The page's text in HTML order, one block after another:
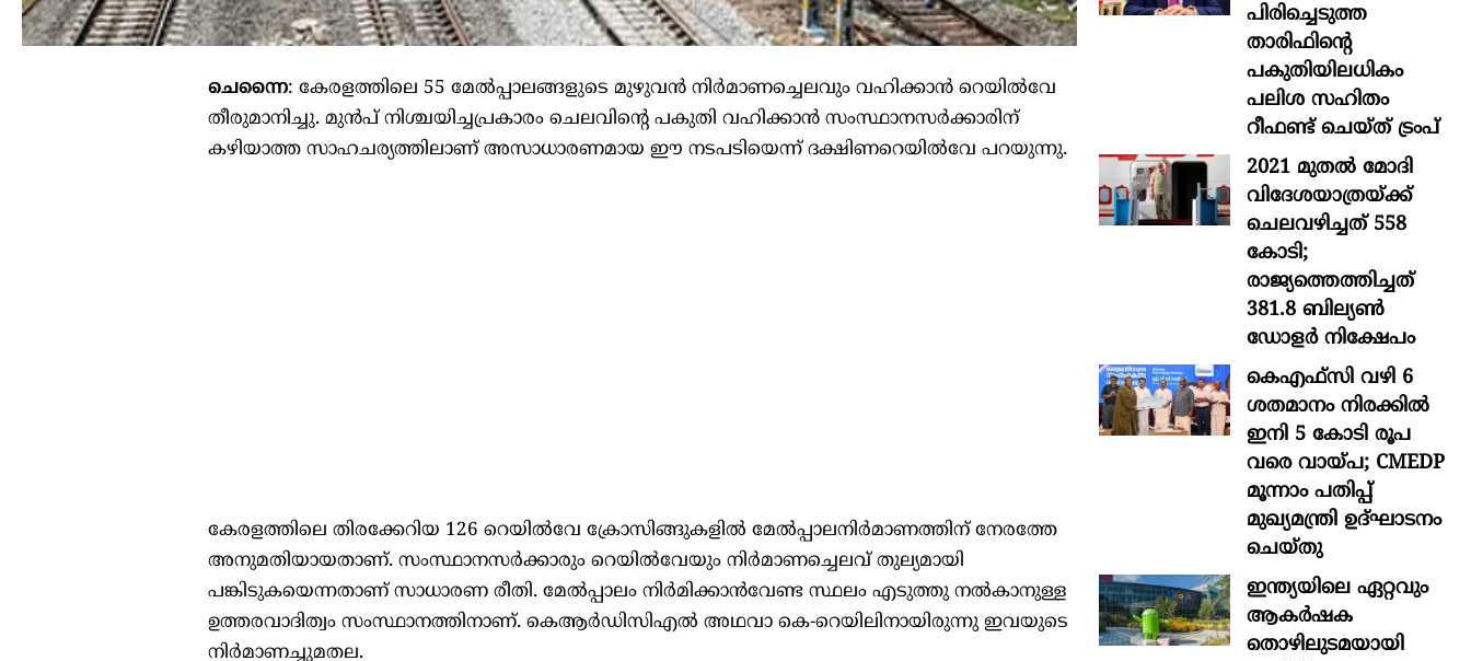
ചെന്നൈ: കേരളത്തിലെ 55 മേല്‍പ്പാലങ്ങളുടെ മുഴുവൻ നിർമാണച്ചെലവും വഹിക്കാൻ റെയില്‍വേ
തീരുമാനിച്ചു. മുൻപ് നിശ്ചയിച്ചപ്രകാരം ചെലവിന്റെ പകുതി വഹിക്കാൻ സംസ്ഥാനസർക്കാരിന്
കഴിയാത്ത സാഹചര്യത്തിലാണ് അസാധാരണമായ ഈ നടപടിയെന്ന് ദക്ഷിണറെയില്‍വേ പറയുന്നു.
കേരളത്തിലെ തിരക്കേറിയ 126 റെയില്‍വേ ക്രോസിങ്ങുകളില്‍ മേല്‍പ്പാലനിർമാണത്തിന് നേരത്തേ
അനുമതിയായതാണ്. സംസ്ഥാനസർക്കാരും റെയില്‍വേയും നിർമാണച്ചെലവ് തുല്യമായി
പങ്കിടുകയെന്നതാണ് സാധാരണ രീതി. മേല്‍പ്പാലം നിർമിക്കാൻവേണ്ട സ്ഥലം എടുത്തു നല്‍കാനുള്ള
ഉത്തരവാദിത്വം സംസ്ഥാനത്തിനാണ്. കെആർഡിസിഎല്‍ അഥവാ കെ-റെയിലിനായിരുന്നു ഇവയുടെ
നിർമാണച്ചുമതല.
പിരിച്ചെടുത്ത
താരിഫിന്‍റെ
പകുതിയിലധികം
പലിശ സഹിതം
റീഫണ്ട് ചെയ്ത് ട്രംപ്
2021 മുതൽ മോദി
വിദേശയാത്രയ്ക്ക്
ചെലവഴിച്ചത് 558
കോടി;
രാജ്യത്തെത്തിച്ചത്
381.8 ബില്യൺ
ഡോളർ നിക്ഷേപം
കെഎഫ്സി വഴി 6
ശതമാനം നിരക്കിൽ
ഇനി 5 കോടി രൂപ
വരെ വായ്പ; CMEDP
മൂന്നാം പതിപ്പ്
മുഖ്യമന്ത്രി ഉദ്ഘാടനം
ചെയ്തു
ഇന്ത്യയിലെ ഏറ്റവും
ആകര്‍ഷക
തൊഴിലുടമയായി